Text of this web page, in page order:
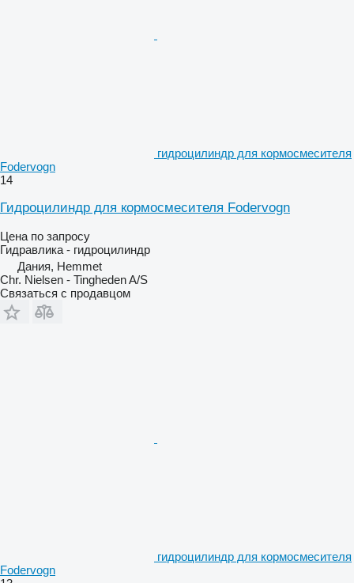
гидроцилиндр для кормосмесителя
Fodervogn
14
Гидроцилиндр для кормосмесителя Fodervogn
Цена по запросу
Гидравлика - гидроцилиндр
Дания, Hemmet
Chr. Nielsen - Tingheden A/S
Связаться с продавцом
гидроцилиндр для кормосмесителя
Fodervogn